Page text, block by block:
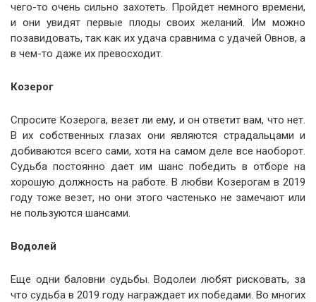
чего-то очень сильно захотеть. Пройдет немного времени,
и они увидят первые плоды своих желаний. Им можно
позавидовать, так как их удача сравнима с удачей Овнов, а
в чем-то даже их превосходит.
Козерог
Спросите Козерога, везет ли ему, и он ответит вам, что нет.
В их собственных глазах они являются страдальцами и
добиваются всего сами, хотя на самом деле все наоборот.
Судьба постоянно дает им шанс победить в отборе на
хорошую должность на работе. В любви Козерогам в 2019
году тоже везет, но они этого частенько не замечают или
не пользуются шансами.
Водолей
Еще одни баловни судьбы. Водолеи любят рисковать, за
что судьба в 2019 году награждает их победами. Во многих